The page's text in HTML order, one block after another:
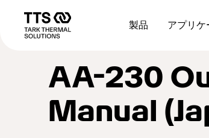
navigation
製品 アプリケ
AA-230
Manual